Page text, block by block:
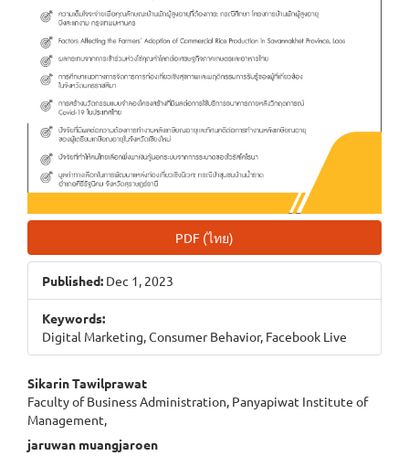
PDF (ไทย)
Published: Dec 1, 2023
Keywords:
Digital Marketing, Consumer Behavior, Facebook Live
Main
Article
Content
Sikarin Tawilprawat
Faculty of Business Administration, Panyapiwat Institute of
Management,
jaruwan muangjaroen